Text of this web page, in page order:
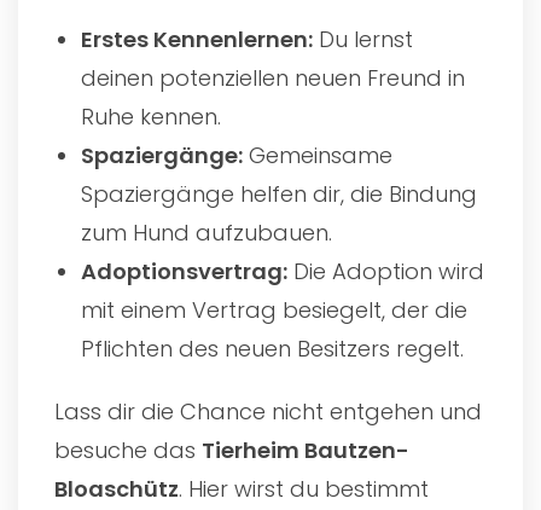
Erstes Kennenlernen: Du lernst
deinen potenziellen neuen Freund in
Ruhe kennen.
Spaziergänge: Gemeinsame
Spaziergänge helfen dir, die Bindung
zum Hund aufzubauen.
Adoptionsvertrag: Die Adoption wird
mit einem Vertrag besiegelt, der die
Pflichten des neuen Besitzers regelt.
Lass dir die Chance nicht entgehen und
besuche das Tierheim Bautzen-
Bloaschütz. Hier wirst du bestimmt